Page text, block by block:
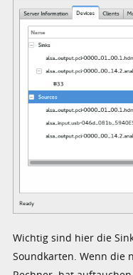
Wichtig sind hier die
Soundkarten. Wenn die